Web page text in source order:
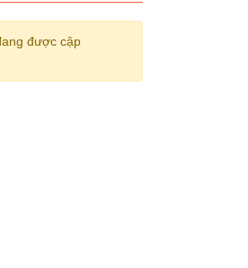
được cập